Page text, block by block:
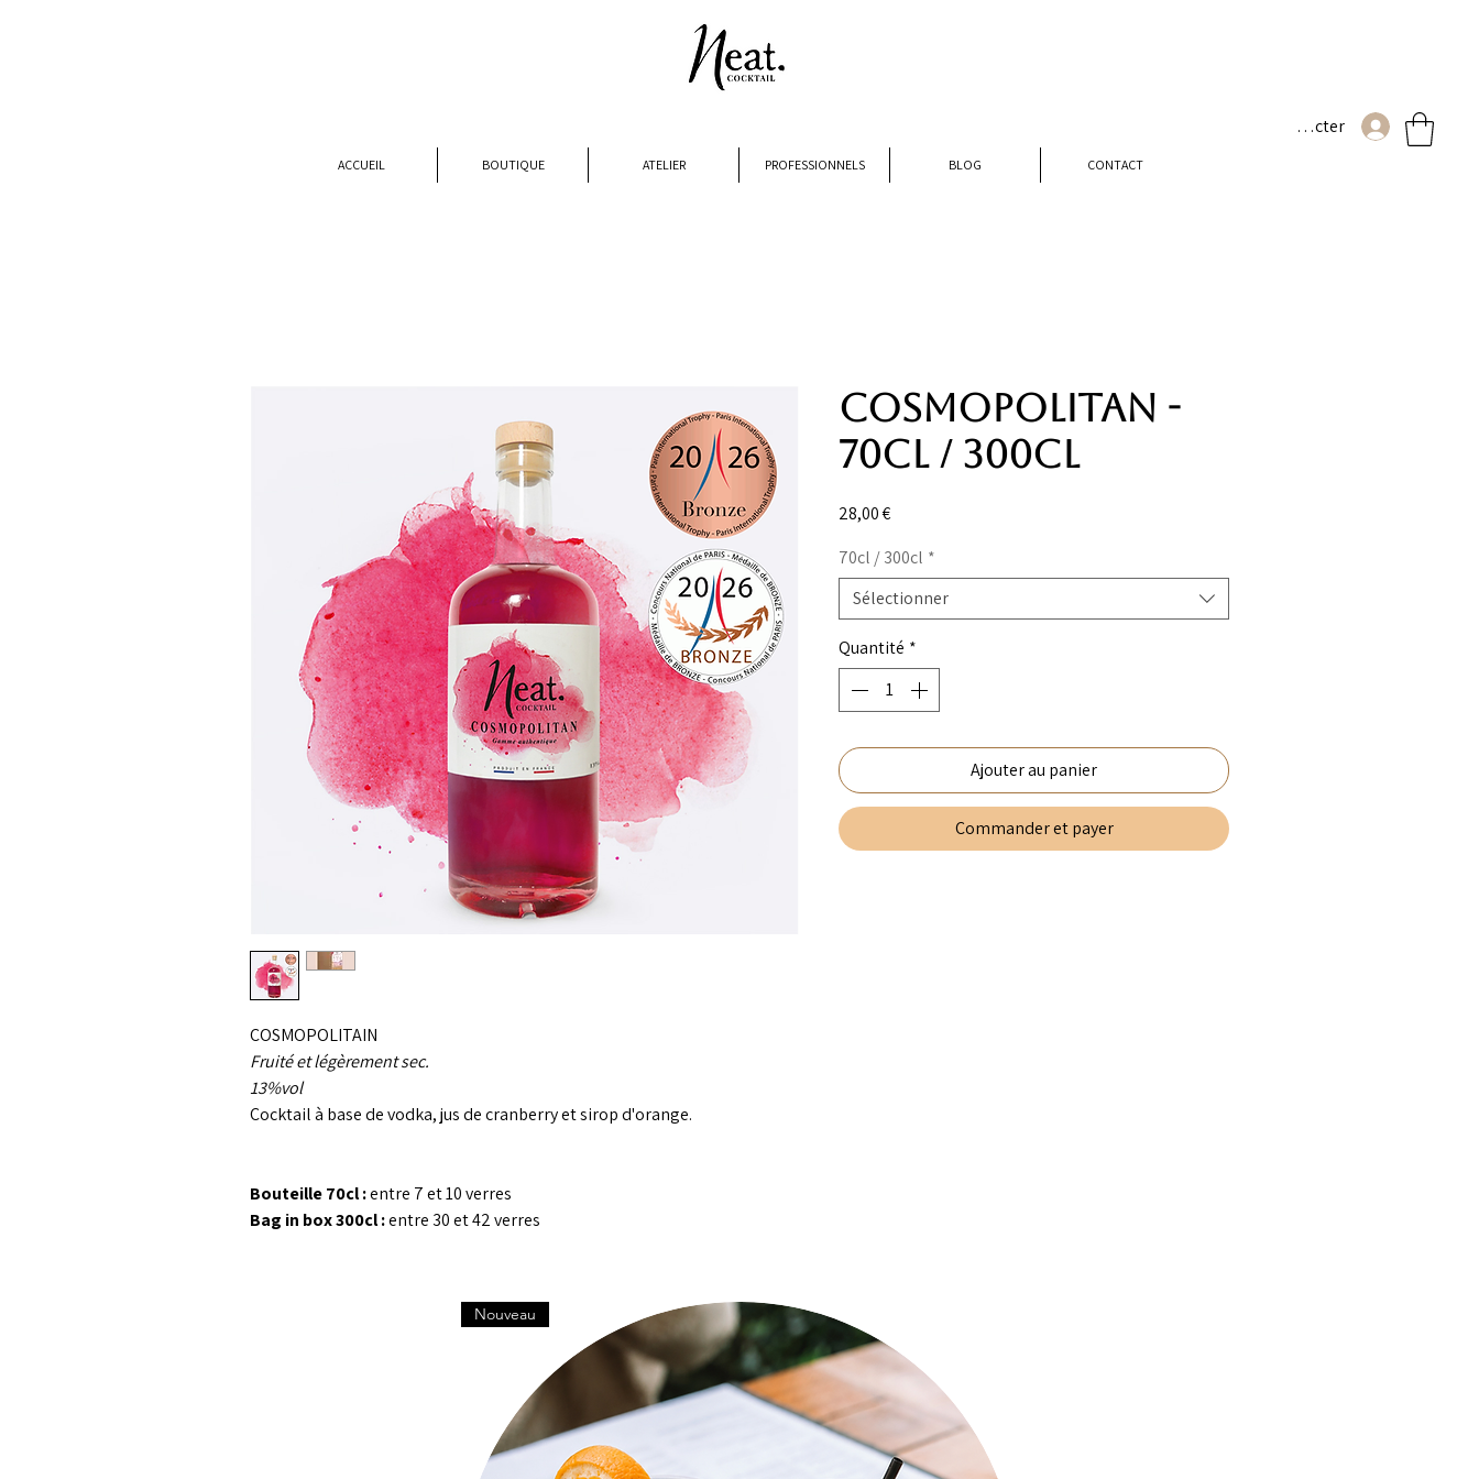
Se connecter
ACCUEIL BOUTIQUE ATELIER PROFESSIONNELS BLOG CONTACT
COSMOPOLITAIN
Fruité et légèrement sec.
13%vol
Cocktail à base de vodka, jus de cranberry et sirop d'orange.
Bouteille 70cl :entre 7 et 10 verres
Bag in box 300cl :entre 30 et 42 verres
Cosmopolitan -
70cl / 300cl
28,00 €Prix
70cl / 300cl *
Sélectionner
Quantité *
Ajouter au panier
Commander et payer
Nouveau